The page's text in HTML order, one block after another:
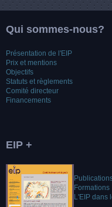
Qui sommes-nous?
Présentation de l'EIP
Prix et mentions
Objectifs
Statuts et règlements
Comité directeur
Financements
EIP +
Formations
L'EIP dans